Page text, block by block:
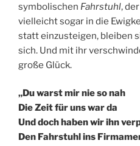
symbolischen Fahrstuhl,
vielleicht sogar in die
statt einzusteigen, bleiben
sich. Und mit ihr
große Glück.
„Du warst mir nie so nah
Die Zeit für uns war da
Und doch haben wir ihn
Den Fahrstuhl ins